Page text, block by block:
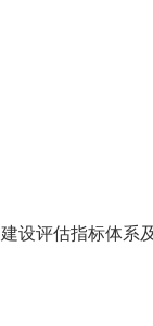
设评估指标体系